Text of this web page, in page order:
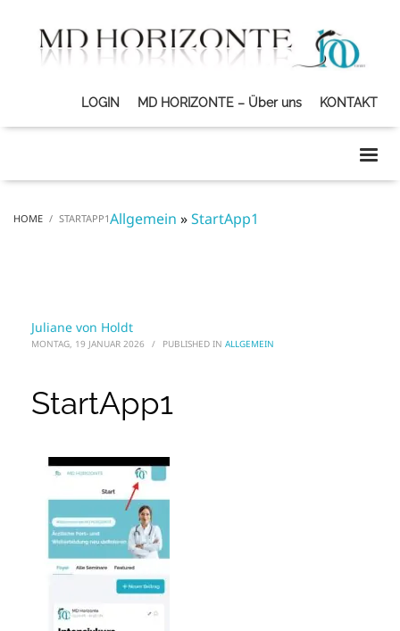
LOGIN MD HORIZONTE – Über uns KONTAKT
HOME Allgemein »StartApp1
STARTAPP1
Juliane von Holdt
MONTAG, 19 JANUAR 2026 / PUBLISHED IN ALLGEMEIN
StartApp1